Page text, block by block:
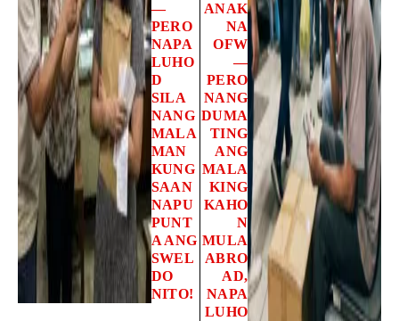
—
PERO
NAPA
LUHO
D
SILA
NANG
MALA
MAN
KUNG
SAAN
NAPU
PUNT
A ANG
SWEL
DO
NITO!
ANAK
NA
OFW
—
PERO
NANG
DUMA
TING
ANG
MALA
KING
KAHO
N
MULA
ABRO
AD,
NAPA
LUHO